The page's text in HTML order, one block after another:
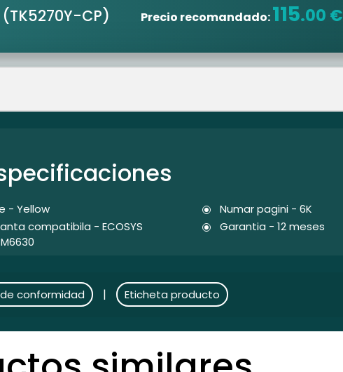
(TK5270Y-CP) Precio recomandado:115.00 €
- Yellow
compatibila - ECOSYS
Numar pagini - 6K
Garantia - 12 meses
conformidad | Eticheta producto